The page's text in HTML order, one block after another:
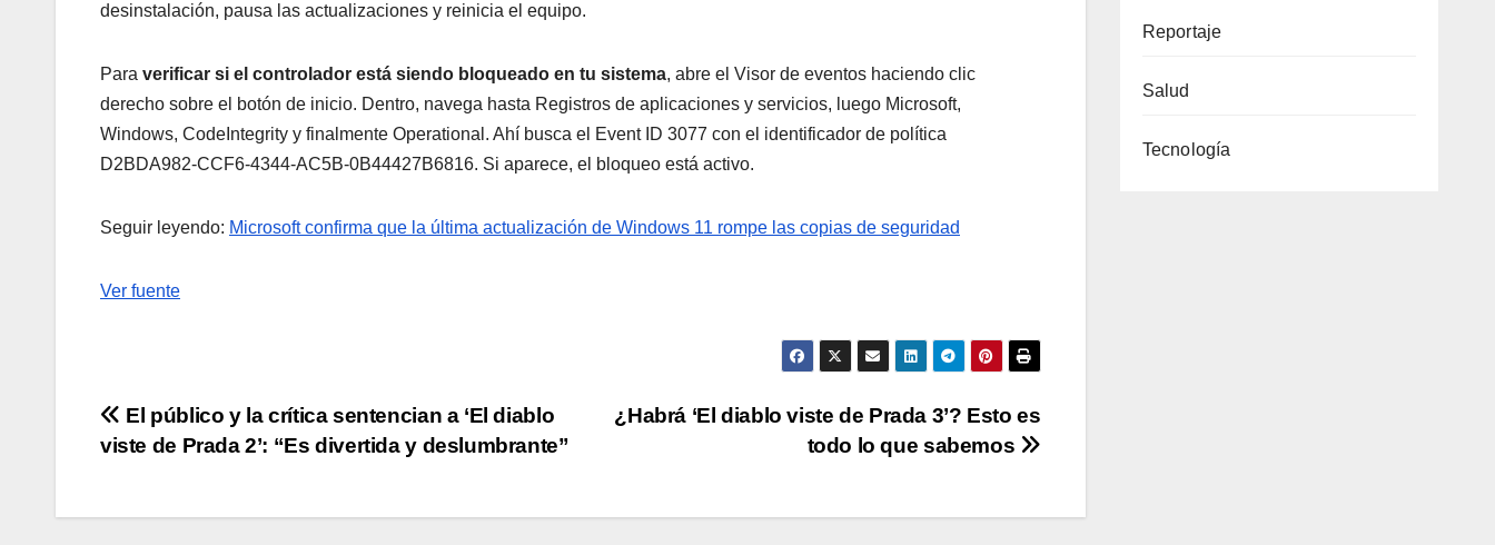
desinstalación, pausa las actualizaciones y reinicia el equipo.
Para verificar si el controlador está siendo bloqueado en tu sistema, abre el Visor de eventos haciendo clic
derecho sobre el botón de inicio. Dentro, navega hasta Registros de aplicaciones y servicios, luego Microsoft,
Windows, CodeIntegrity y finalmente Operational. Ahí busca el Event ID 3077 con el identificador de política
D2BDA982-CCF6-4344-AC5B-0B44427B6816. Si aparece, el bloqueo está activo.
Seguir leyendo: Microsoft confirma que la última actualización de Windows 11 rompe las copias de seguridad
Ver fuente
Navegación
entradas
¿Habrá ‘El diablo viste de Prada 3’? Esto es
todo lo que sabemos
El público y la crítica sentencian a ‘El diablo
viste de Prada 2’: “Es divertida y deslumbrante”
Reportaje
Salud
Tecnología